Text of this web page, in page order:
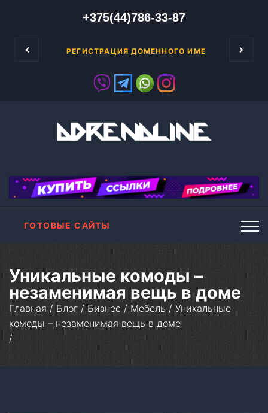
+375(44)786-33-87
рекламу на своих сайтах.
НА ИЗОБРЕТЕНИЕ. Достаточно активное
РЕГИСТРАЦИЯ ДОМЕННОГО ИМЕНИ
ГОТОВЫЕ САЙТЫ
Уникальные комоды –
незаменимая вещь в доме
Главная / Блог / Бизнес / Мебель / Уникальные
комоды – незаменимая вещь в доме
/